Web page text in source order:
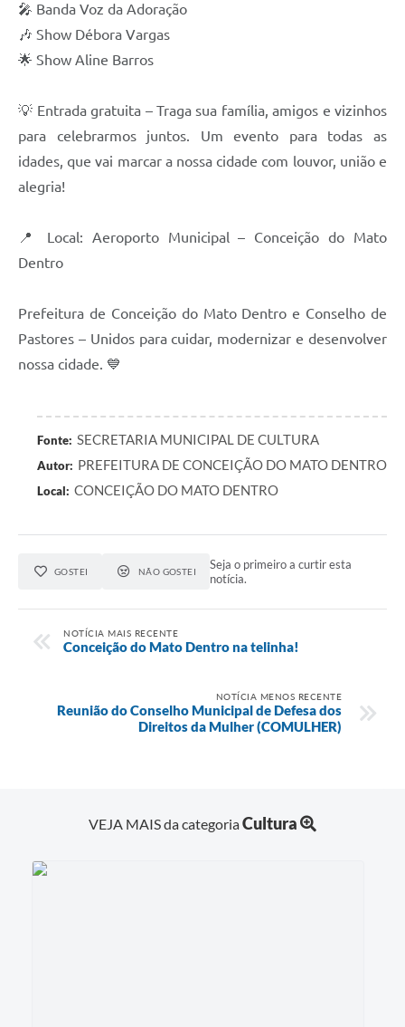
🎤 Banda Voz da Adoração
🎶 Show Débora Vargas
🌟 Show Aline Barros
💡 Entrada gratuita – Traga sua família, amigos e vizinhos
para celebrarmos juntos. Um evento para todas as
idades, que vai marcar a nossa cidade com louvor, união e
alegria!
📍 Local: Aeroporto Municipal – Conceição do Mato
Dentro
Prefeitura de Conceição do Mato Dentro e Conselho de
Pastores – Unidos para cuidar, modernizar e desenvolver
nossa cidade. 💙
Fonte: SECRETARIA MUNICIPAL DE CULTURA
Autor: PREFEITURA DE CONCEIÇÃO DO MATO DENTRO
Local: CONCEIÇÃO DO MATO DENTRO
GOSTEI NÃO GOSTEI
Seja o primeiro a curtir esta
notícia.
NOTÍCIA MAIS RECENTE
Conceição do Mato Dentro na telinha!
NOTÍCIA MENOS RECENTE
Reunião do Conselho Municipal de Defesa dos
Direitos da Mulher (COMULHER)
VEJA MAIS da categoriaCultura